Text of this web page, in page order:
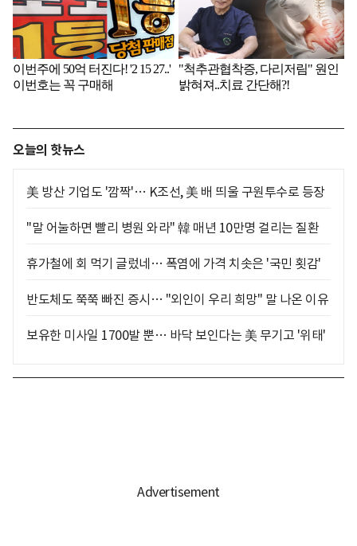
오늘의 핫뉴스
美 방산 기업도 '깜짝'… K조선, 美 배 띄울 구원투수로 등장
"말 어눌하면 빨리 병원 와라" 韓 매년 10만명 걸리는 질환
휴가철에 회 먹기 글렀네… 폭염에 가격 치솟은 '국민 횟감'
반도체도 쭉쭉 빠진 증시… "외인이 우리 희망" 말 나온 이유
보유한 미사일 1700발 뿐… 바닥 보인다는 美 무기고 '위태'